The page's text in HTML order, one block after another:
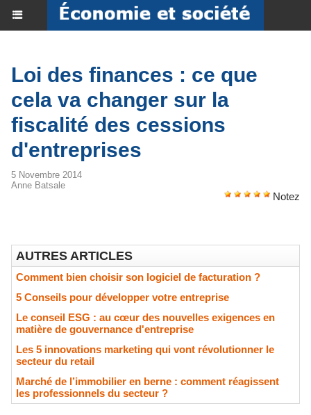
Loi des finances : ce que
cela va changer sur la
fiscalité des cessions
d'entreprises
5 Novembre 2014
Anne Batsale
Notez
AUTRES ARTICLES
Comment bien choisir son logiciel de facturation ?
5 Conseils pour développer votre entreprise
Le conseil ESG : au cœur des nouvelles exigences en
matière de gouvernance d'entreprise
Les 5 innovations marketing qui vont révolutionner le
secteur du retail
Marché de l’immobilier en berne : comment réagissent
les professionnels du secteur ?